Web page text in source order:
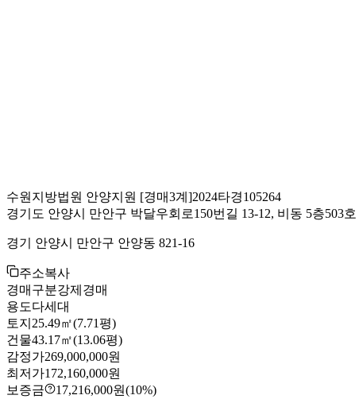
수원지방법원 안양지원 [경매3계]2024타경105264
경기도 안양시 만안구 박달우회로150번길 13-12, 비동 5층503호
경기 안양시 만안구 안양동 821-16
주소복사
경매구분강제경매
용도다세대
토지 25.49㎡(7.71평)
건물43.17㎡(13.06평)
감정가269,000,000원
최저가172,160,000원
보증금
17,216,000원(10%)